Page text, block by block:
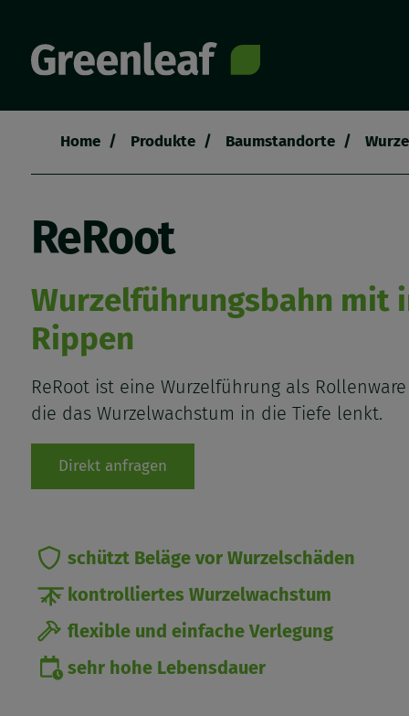
Inhalt
Pfadnavigation
Home Produkte Baumstandorte
ReRoot
Wurzelführungsbahn mit
Rippen
ReRoot ist eine Wurzelführung als
die das Wurzelwachstum in die Tiefe lenkt.
Direkt anfragen
schützt Beläge vor Wurzelschäden
kontrolliertes Wurzelwachstum
flexible und einfache Verlegung
sehr hohe Lebensdauer